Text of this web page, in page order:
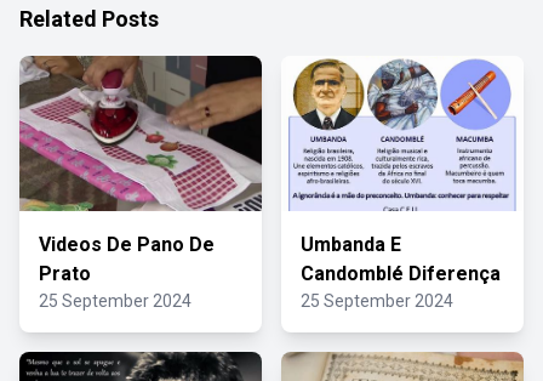
Related Posts
Videos De Pano De
Prato
25 September 2024
Umbanda E
Candomblé Diferença
25 September 2024